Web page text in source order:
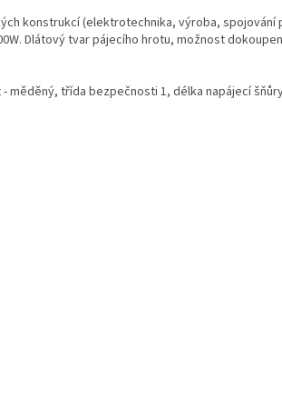
konstrukcí (elektrotechnika, výroba, spojování
Dlátový tvar pájecího hrotu, možnost
měděný, třída bezpečnosti 1, délka napájecí